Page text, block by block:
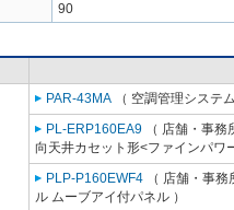
90
PAR-43MA （ 空調管理システ
PL-ERP160EA9 （ 店舗・事
向天井カセット形<ファインパワ
PLP-P160EWF4 （ 店舗・事
ル ムーブアイ付パネル ）